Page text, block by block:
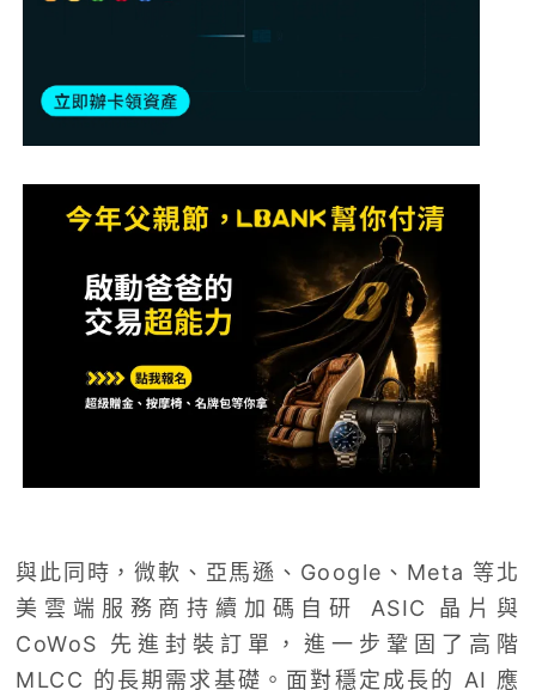
與此同時，微軟、亞馬遜、Google、Meta 等北
美雲端服務商持續加碼自研 ASIC 晶片與
CoWoS 先進封裝訂單，進一步鞏固了高階
MLCC 的長期需求基礎。面對穩定成長的 AI 應